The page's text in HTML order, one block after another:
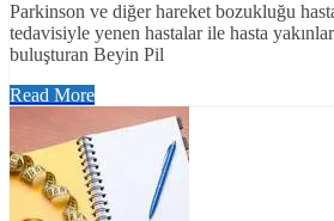
Parkinson ve diğer hareket bozukluğu
tedavisiyle yenen hastalar ile hasta
buluşturan Beyin Pil
Read More